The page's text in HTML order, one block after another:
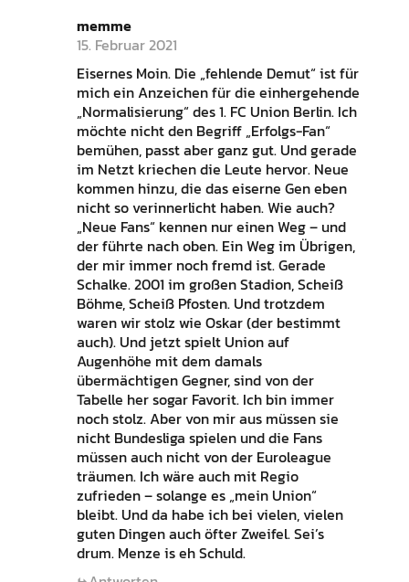
memme
15. Februar 2021
Eisernes Moin. Die „fehlende Demut“ ist für
mich ein Anzeichen für die einhergehende
„Normalisierung“ des 1. FC Union Berlin. Ich
möchte nicht den Begriff „Erfolgs-Fan“
bemühen, passt aber ganz gut. Und gerade
im Netzt kriechen die Leute hervor. Neue
kommen hinzu, die das eiserne Gen eben
nicht so verinnerlicht haben. Wie auch?
„Neue Fans“ kennen nur einen Weg – und
der führte nach oben. Ein Weg im Übrigen,
der mir immer noch fremd ist. Gerade
Schalke. 2001 im großen Stadion, Scheiß
Böhme, Scheiß Pfosten. Und trotzdem
waren wir stolz wie Oskar (der bestimmt
auch). Und jetzt spielt Union auf
Augenhöhe mit dem damals
übermächtigen Gegner, sind von der
Tabelle her sogar Favorit. Ich bin immer
noch stolz. Aber von mir aus müssen sie
nicht Bundesliga spielen und die Fans
müssen auch nicht von der Euroleague
träumen. Ich wäre auch mit Regio
zufrieden – solange es „mein Union“
bleibt. Und da habe ich bei vielen, vielen
guten Dingen auch öfter Zweifel. Sei’s
drum. Menze is eh Schuld.